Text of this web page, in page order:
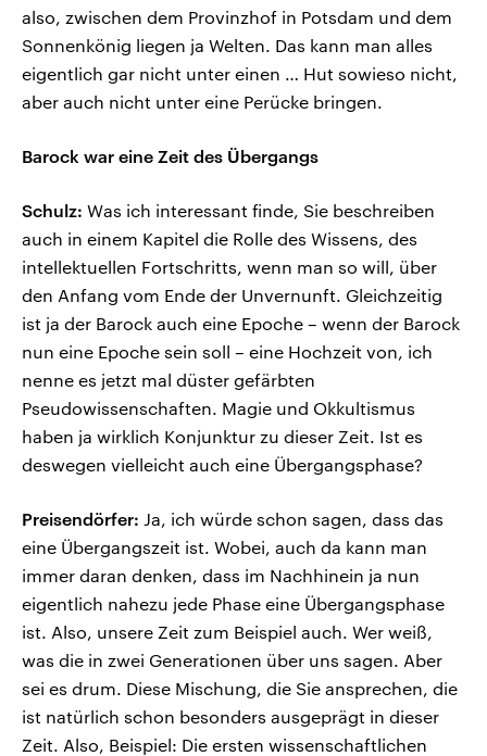
also, zwischen dem Provinzhof in Potsdam und dem
Sonnenkönig liegen ja Welten. Das kann man alles
eigentlich gar nicht unter einen … Hut sowieso nicht,
aber auch nicht unter eine Perücke bringen.
Barock war eine Zeit des Übergangs
Schulz: Was ich interessant finde, Sie beschreiben
auch in einem Kapitel die Rolle des Wissens, des
intellektuellen Fortschritts, wenn man so will, über
den Anfang vom Ende der Unvernunft. Gleichzeitig
ist ja der Barock auch eine Epoche – wenn der Barock
nun eine Epoche sein soll – eine Hochzeit von, ich
nenne es jetzt mal düster gefärbten
Pseudowissenschaften. Magie und Okkultismus
haben ja wirklich Konjunktur zu dieser Zeit. Ist es
deswegen vielleicht auch eine Übergangsphase?
Preisendörfer: Ja, ich würde schon sagen, dass das
eine Übergangszeit ist. Wobei, auch da kann man
immer daran denken, dass im Nachhinein ja nun
eigentlich nahezu jede Phase eine Übergangsphase
ist. Also, unsere Zeit zum Beispiel auch. Wer weiß,
was die in zwei Generationen über uns sagen. Aber
sei es drum. Diese Mischung, die Sie ansprechen, die
ist natürlich schon besonders ausgeprägt in dieser
Zeit. Also, Beispiel: Die ersten wissenschaftlichen